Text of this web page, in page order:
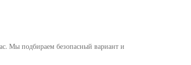
Мы подбираем безопасный вариант и